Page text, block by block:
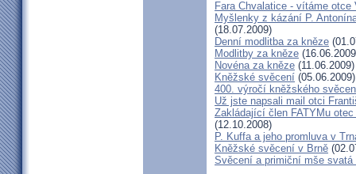
Fara Chvalatice - vítáme otce
Myšlenky z kázání P.
(18.07.2009)
Denní modlitba za kněze
Modlitby za kněze
Novéna za kněze (11.06.2009)
Kněžské svěcení (05.06.2009)
400. výročí kněžského
Už jste napsali mail otci
Zakládající člen FATYMu
(12.10.2008)
P. Kuffa a jeho promluva v
Kněžské svěcení v Brně
Svěcení a primiční mše